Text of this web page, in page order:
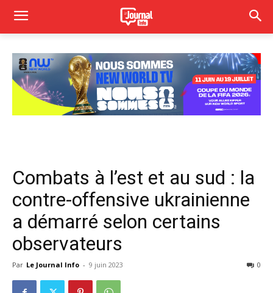
Combats à l’est et au sud : la
contre-offensive ukrainienne
a démarré selon certains
observateurs
Par Le Journal Info - 9 juin 2023 0